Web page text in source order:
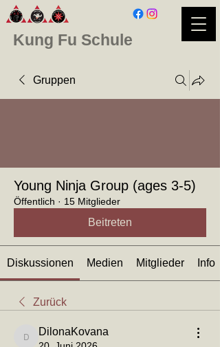
Kung Fu Schule
Gruppen
Young Ninja Group (ages 3-5)
Öffentlich · 15 Mitglieder
Beitreten
Diskussionen Medien Mitglieder Info
Zurück
DilonaKovana
DilonaKovana